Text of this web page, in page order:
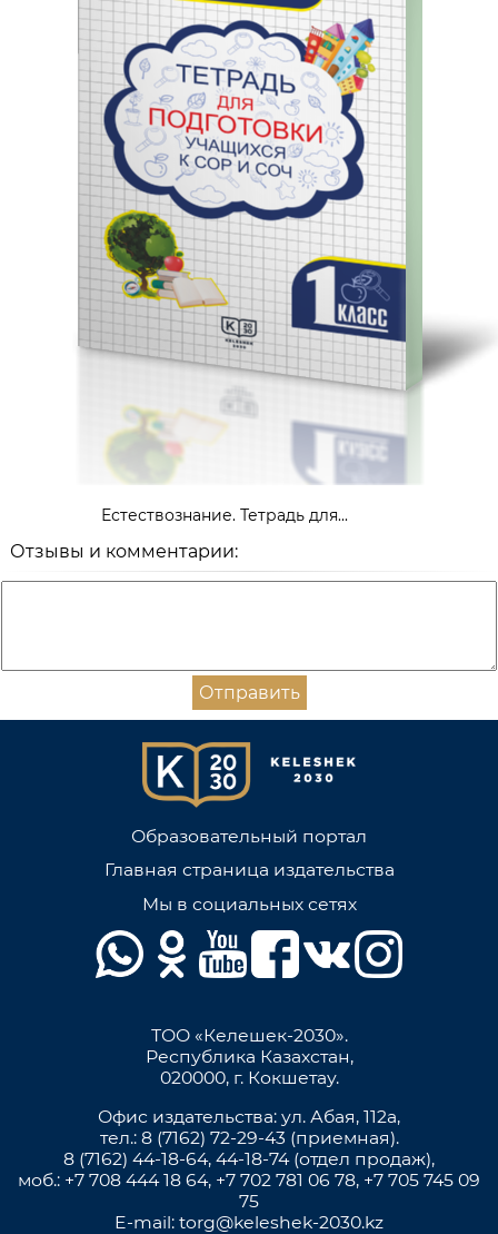
Естествознание. Тетрадь для...
Отзывы и комментарии:
Отправить
Образовательный портал
Главная страница издательства
Мы в социальных сетях
ТОО «Келешек-2030».
Республика Казахстан,
020000, г. Кокшетау.
Офис издательства: ул. Абая, 112а,
тел.: 8 (7162) 72-29-43 (приемная).
8 (7162) 44-18-64, 44-18-74 (отдел продаж),
моб.: +7 708 444 18 64, +7 702 781 06 78, +7 705 745 09
75
E-mail: torg@keleshek-2030.kz